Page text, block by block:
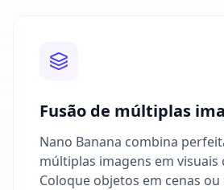
Fusão de múltiplas
Nano Banana combina
múltiplas imagens em visuais
Coloque objetos em cenas